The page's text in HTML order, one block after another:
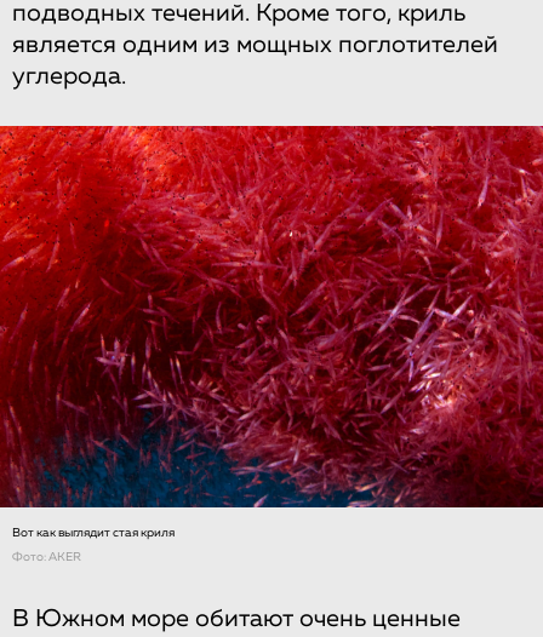
подводных течений. Кроме того, криль
является одним из мощных поглотителей
углерода.
Вот как выглядит стая криля
Фото: AKER
В Южном море обитают очень ценные